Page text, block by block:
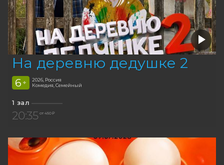
На деревню дедушке 2
6 +
2026, Россия
Комедия, Семейный
1 зал
20:35 от 450 ₽